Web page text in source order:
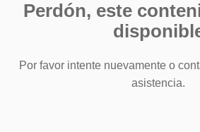
Perdón, este
Por favor intente nuevamente o
asistencia.